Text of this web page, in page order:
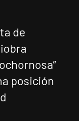
de
posición